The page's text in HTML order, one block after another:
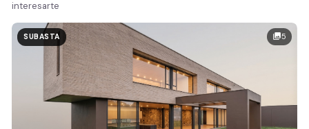
Rango de precios de arriendo en el sector
Valor exclusivo para clientes de Dorotea:
20.000 COP
REALIZAR AVALÚO AHORA
interesarte
photo_library5
SUBASTA